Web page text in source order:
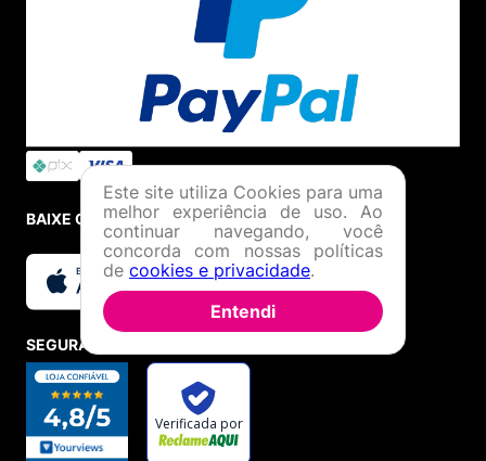
BAIXE O APP
SEGURANÇA E CREDIBILIDADE
Este site utiliza Cookies para uma
melhor experiência de uso. Ao
continuar navegando, você
concorda com nossas políticas
de cookies e privacidade.
Entendi